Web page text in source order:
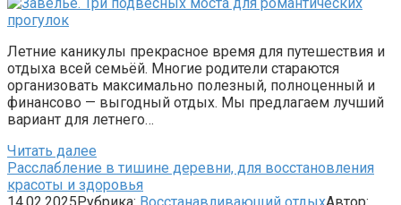
Летние каникулы прекрасное время для путешествия и
отдыха всей семьёй. Многие родители стараются
организовать максимально полезный, полноценный и
финансово — выгодный отдых. Мы предлагаем лучший
вариант для летнего…
Читать далее
Расслабление в тишине деревни, для восстановления
красоты и здоровья